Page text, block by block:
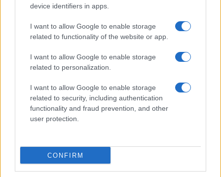
device identifiers in apps.
I want to allow Google to enable storage
related to functionality of the website or app.
I want to allow Google to enable storage
related to personalization.
I want to allow Google to enable storage
related to security, including authentication
functionality and fraud prevention, and other
user protection.
CONFIRM
e VITARA: Ειδικό βραβείο
στην Ιαπωνία
ΜΟΤΟΔΥΝΑΜΙΚΗ: Στήριξη
ΠΑΡΟΜΟΙΑ ΑΡΘΡΑ
Η συμφωνία Arval-Athlon